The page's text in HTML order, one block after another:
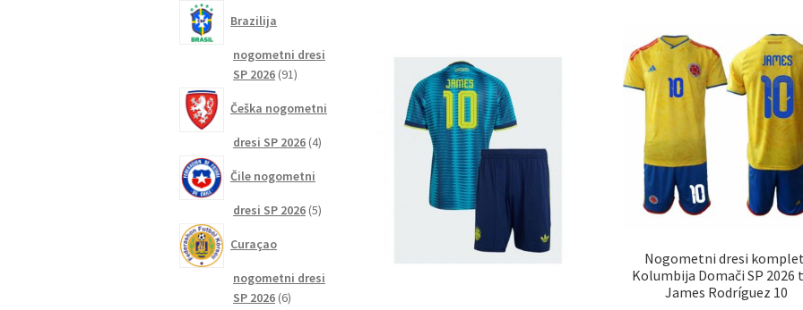
na
Nogometni dresi
Kolumbija Domači SP 2026
James Rodríguez 10
Brazilija
nogometni dresi
SP 2026 9191
Češka nogometni
dresi SP 2026 44
Čile nogometni
dresi SP 2026 55
Curaçao
nogometni dresi
SP 2026 66